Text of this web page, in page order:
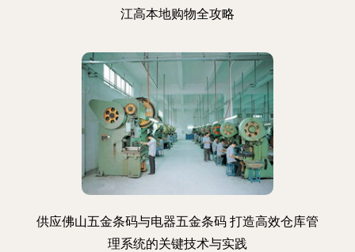
江高本地购物全攻略
供应佛山五金条码与电器五金条码 打造高效仓库管
理系统的关键技术与实践